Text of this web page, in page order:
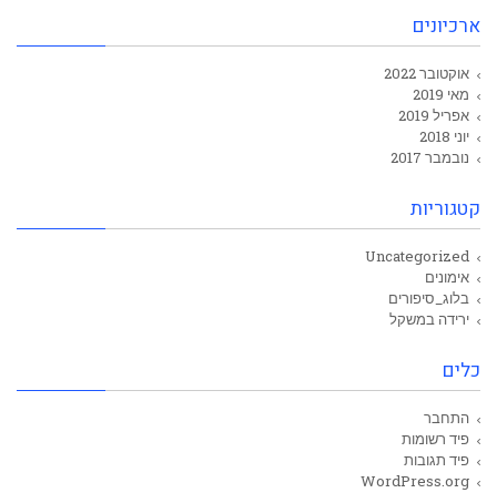
ארכיונים
אוקטובר 2022
מאי 2019
אפריל 2019
יוני 2018
נובמבר 2017
קטגוריות
Uncategorized
אימונים
בלוג_סיפורים
ירידה במשקל
כלים
התחבר
פיד רשומות
פיד תגובות
WordPress.org